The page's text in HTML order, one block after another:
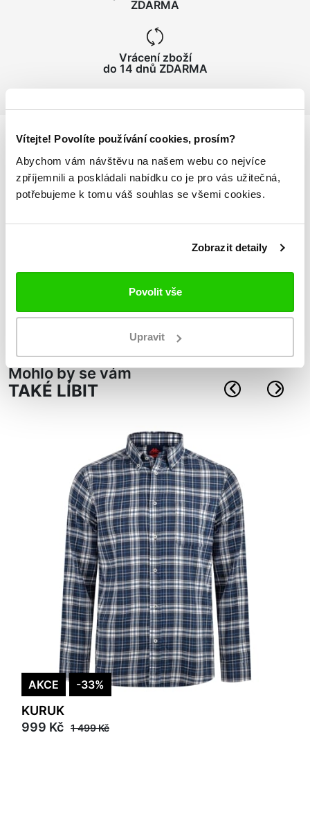
Vítejte! Povolíte používání cookies, prosím?
Abychom vám návštěvu na našem webu co nejvíce
zpříjemnili a poskládali nabídku co je pro vás užitečná,
potřebujeme k tomu váš souhlas se všemi cookies.
Zobrazit detaily
Povolit vše
Upravit
ZDARMA
Vrácení zboží
do 14 dnů ZDARMA
Podrobnosti o produktu
Pánská košile IDALGO
košile s dlouhým rukávem
na zadní straně záhyb
materiál: Bavlna 100%
Mohlo by se vám
TAKÉ LÍBIT
AKCE -33%
KURUK
999 Kč 1 499 Kč